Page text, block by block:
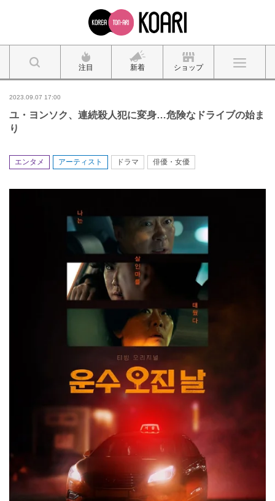
注目 新着 ショップ
2023.09.07 17:00
ユ・ヨンソク、連続殺人犯に変身…危険なドライブの始ま
り
エンタメ アーティスト ドラマ 俳優・女優